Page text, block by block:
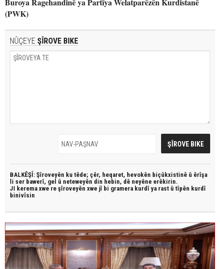
(PWK)
NÛÇEYE ŞÎROVE BIKE
BALKÊŞÎ: Şîroveyên ku têde; çêr, heqaret, hevokên biçûkxistinê û êrîşa
li ser bawerî, gel û neteweyên din hebin, dê neyêne erêkirin.
JI kerema xwe re şîroveyên xwe jî bi gramera kurdî ya rast û tîpên kurdî
binivîsin